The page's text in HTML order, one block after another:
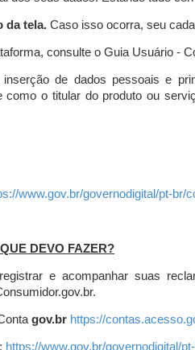
da tela. Caso isso ocorra, seu
consulte o Guia Usuário -
de dados pessoais e
o titular do produto ou
www.gov.br/governodigital/pt-br/
DEVO FAZER?
e acompanhar suas
gov.br https://
https://www.gov.br/governodigital/